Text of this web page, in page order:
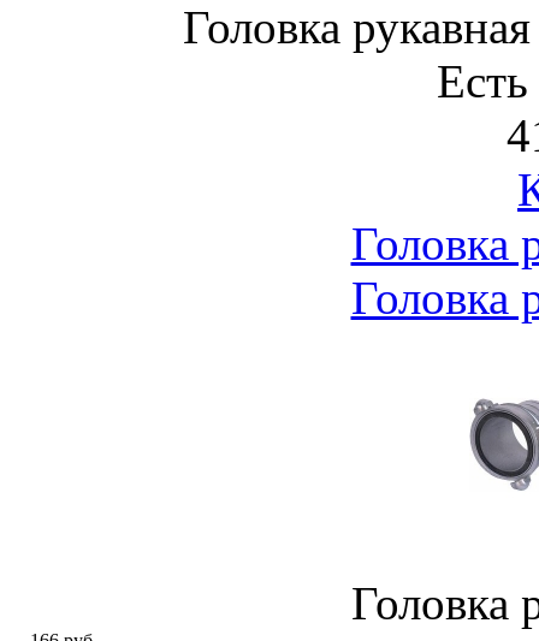
Головка
Головка
Головка
Головка